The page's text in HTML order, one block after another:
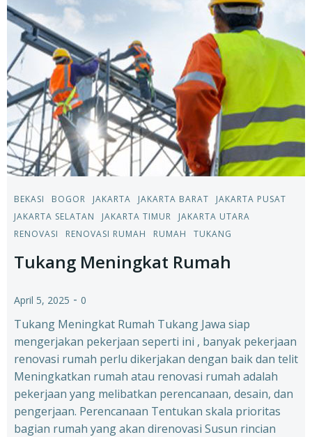
BEKASI BOGOR JAKARTA JAKARTA BARAT
JAKARTA PUSAT
JAKARTA SELATAN
JAKARTA TIMUR
JAKARTA UTARA
RENOVASI
RENOVASI RUMAH RUMAH TUKANG
Tukang Meningkat Rumah
April 5, 2025 - 0
Tukang Meningkat Rumah Tukang Jawa siap
mengerjakan pekerjaan seperti ini , banyak pekerjaan
renovasi rumah perlu dikerjakan dengan baik dan telit
Meningkatkan rumah atau renovasi rumah adalah
pekerjaan yang melibatkan perencanaan, desain, dan
pengerjaan. Perencanaan Tentukan skala prioritas
bagian rumah yang akan direnovasi Susun rincian